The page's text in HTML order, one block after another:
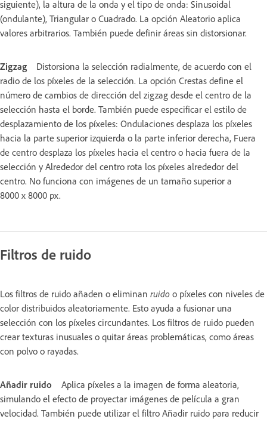
siguiente), la altura de la onda y el tipo de onda: Sinusoidal
(ondulante), Triangular o Cuadrado. La opción Aleatorio aplica
valores arbitrarios. También puede definir áreas sin distorsionar.
Zigzag
Distorsiona la selección radialmente, de acuerdo con el
radio de los píxeles de la selección. La opción Crestas define el
número de cambios de dirección del zigzag desde el centro de la
selección hasta el borde. También puede especificar el estilo de
desplazamiento de los píxeles: Ondulaciones desplaza los píxeles
hacia la parte superior izquierda o la parte inferior derecha, Fuera
de centro desplaza los píxeles hacia el centro o hacia fuera de la
selección y Alrededor del centro rota los píxeles alrededor del
centro. No funciona con imágenes de un tamaño superior a
8000 x 8000 px.
Filtros de ruido
Los filtros de ruido añaden o eliminan ruido o píxeles con niveles de
color distribuidos aleatoriamente. Esto ayuda a fusionar una
selección con los píxeles circundantes. Los filtros de ruido pueden
crear texturas inusuales o quitar áreas problemáticas, como áreas
con polvo o rayadas.
Añadir ruido
Aplica píxeles a la imagen de forma aleatoria,
simulando el efecto de proyectar imágenes de película a gran
velocidad. También puede utilizar el filtro Añadir ruido para reducir